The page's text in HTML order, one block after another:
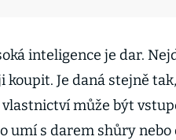
inteligence je dar.
koupit. Je daná stejně
vlastnictví může být
umí s darem shůry